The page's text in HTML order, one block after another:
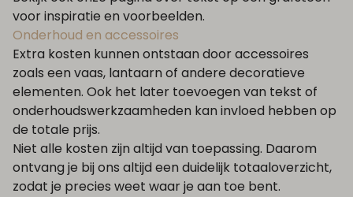
voor inspiratie en voorbeelden.
Onderhoud en accessoires
Extra kosten kunnen ontstaan door accessoires
zoals een vaas, lantaarn of andere decoratieve
elementen. Ook het later toevoegen van tekst of
onderhoudswerkzaamheden kan invloed hebben op
de totale prijs.
Niet alle kosten zijn altijd van toepassing. Daarom
ontvang je bij ons altijd een duidelijk totaaloverzicht,
zodat je precies weet waar je aan toe bent.